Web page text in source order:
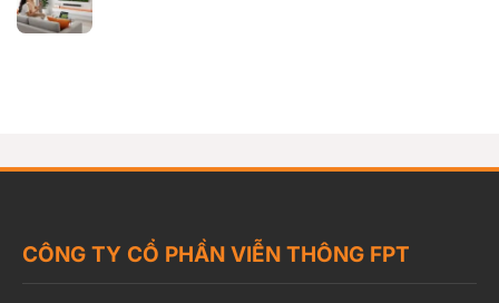
CÔNG TY CỔ PHẦN VIỄN THÔNG FPT